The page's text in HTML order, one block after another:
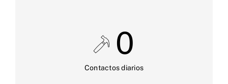
0
Contactos diarios